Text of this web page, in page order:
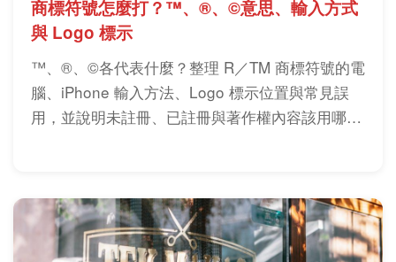
商標符號怎麼打？™、®、©意思、輸入方式
與 Logo 標示
™、®、©各代表什麼？整理 R／TM 商標符號的電
腦、iPhone 輸入方法、Logo 標示位置與常見誤
用，並說明未註冊、已註冊與著作權內容該用哪一